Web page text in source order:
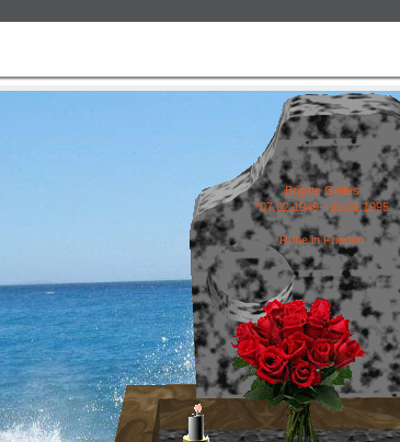
Brigitte Geifes
*07.02.1949-+20.01.1995
Ruhe in Frieden